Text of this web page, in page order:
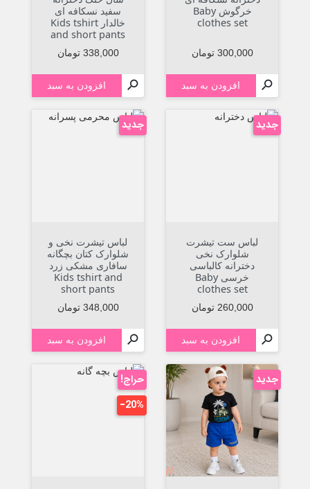
خرگوش Baby
clothes set
قیمت
300,000 تومان
 افزودن به سبد
سفید نسکافه ای
خالدار Kids tshirt
and short pants
قیمت
338,000 تومان
 افزودن به سبد
لباس ست تیشرت
شلوارک نخی
دخترانه کالباسی
خرسی Baby
clothes set
قیمت
260,000 تومان
 افزودن به سبد
جدید
لباس تیشرت نخی و
شلوارک کتان بچگانه
سافاری مشکی زرد
Kids tshirt and
short pants
قیمت
348,000 تومان
 افزودن به سبد
جدید
جدید
حراج!
‎−20%